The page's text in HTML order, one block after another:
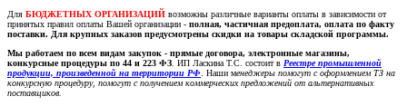
Для БЮДЖЕТНЫХ ОРГАНИЗАЦИЙ возможны различные варианты оплаты в зависимости от
принятых правил оплаты Вашей организации - полная, частичная предоплата, оплата по факту
поставки. Для крупных заказов предусмотрены скидки на товары складской программы.
Мы работаем по всем видам закупок - прямые договора, электронные магазины,
конкурсные процедуры по 44 и 223 ФЗ. ИП Ласкина Т.С. состоит в Реестре промышленной
продукции, произведенной на территории РФ. Наши менеджеры помогут с оформлением ТЗ на
конкурсную процедуру, помогут с получением коммерческих предложений от альтернативных
поставщиков.